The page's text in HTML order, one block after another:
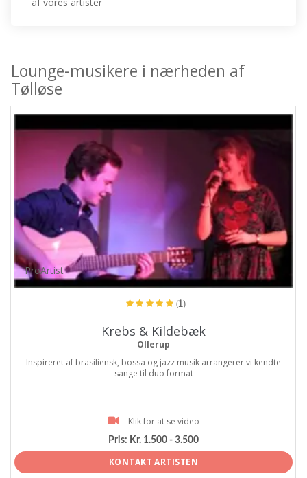
af vores artister
Lounge-musikere i nærheden af
Tølløse
ProArtist
(1)
Krebs & Kildebæk
Ollerup
Inspireret af brasiliensk, bossa og jazz musik arrangerer vi kendte
sange til duo format
Klik for at se video
Pris: Kr. 1.500 - 3.500
KONTAKT ARTISTEN